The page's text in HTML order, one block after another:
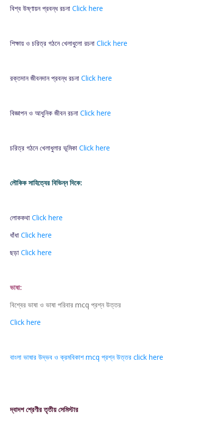
বিশ্ব উষ্ণায়ন প্রবন্ধ রচনা Click here
শিক্ষায় ও চরিত্র গঠনে খেলাধুলো রচনা Click here
রক্তদান জীবনদান প্রবন্ধ রচনা Click here
বিজ্ঞাপন ও আধুনিক জীবন রচনা Click here
চরিত্র গঠনে খেলাধুলার ভূমিকা Click here
লৌকিক সাহিত্যের বিভিন্ন দিকে:
লোককথা Click here
ধাঁধা Click here
ছড়া Click here
ভাষা:
বিশ্বের ভাষা ও ভাষা পরিবার mcq প্রশ্ন উত্তর
Click here
বাংলা ভাষার উদ্ভব ও ক্রমবিকাশ mcq প্রশ্ন উত্তর click here
দ্বাদশ শ্রেণীর তৃতীয় সেমিস্টার